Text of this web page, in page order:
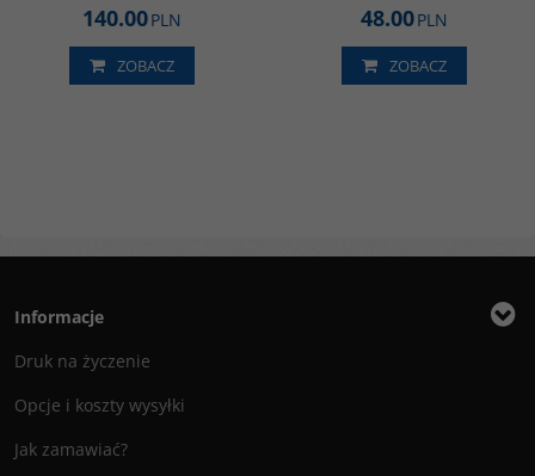
140.00PLN
ZOBACZ
48.00PLN
ZOBACZ
Informacje
Druk na życzenie
Opcje i koszty wysyłki
Jak zamawiać?